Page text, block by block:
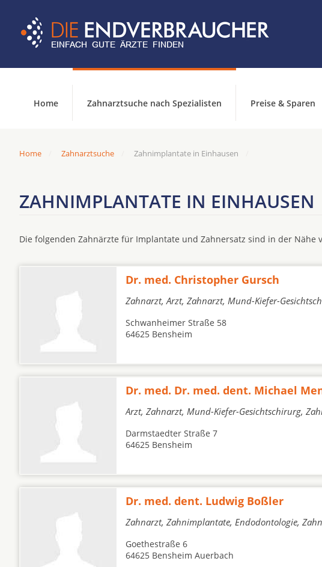
Home Zahnarztsuche nach Spezialisten Preise & Sparen
Home Zahnarztsuche Zahnimplantate in Einhausen
ZAHNIMPLANTATE IN EINHAUSEN
Die folgenden Zahnärzte für Implantate und Zahnersatz sind in der Nähe
Dr. med. Christopher Gursch
Zahnarzt, Arzt, Zahnarzt, Mund-Kiefer-
Schwanheimer Straße 58
64625 Bensheim
Dr. med. Dr. med. dent. Michael
Arzt, Zahnarzt, Mund-Kiefer-Gesichtschirurg,
Darmstaedter Straße 7
64625 Bensheim
Dr. med. dent. Ludwig Boßler
Zahnarzt, Zahnimplantate, Endodontologie,
Goethestraße 6
64625 Bensheim Auerbach